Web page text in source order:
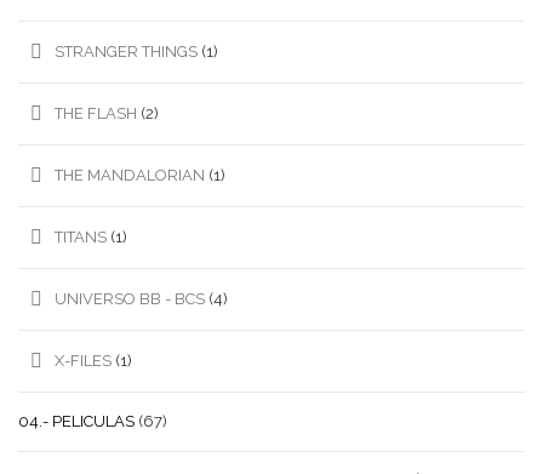
STRANGER THINGS (1)
THE FLASH (2)
THE MANDALORIAN (1)
TITANS (1)
UNIVERSO BB - BCS (4)
X-FILES (1)
04.- PELICULAS (67)